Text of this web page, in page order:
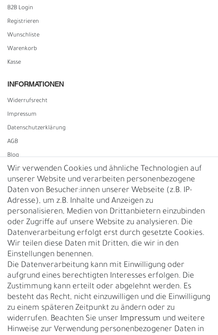
B2B Login
Registrieren
Wunschliste
Warenkorb
Kasse
INFORMATIONEN
Widerrufs­recht
Impressum
Daten­schutz­erklärung
AGB
Blog
Vertrag widerrufen
UNTERNEHMEN
Nachhaltigkeit
Kontakt
Über uns
Rückgabe
Gürtelgröße messen
Garantie
GESCHÄFTSKUNDEN & HÄNDLER
B2B Geschäftskunden
Wir verwenden Cookies und ähnliche Technologien auf
unserer Website und verarbeiten personenbezogene
Daten von Besucher:innen unserer Webseite (z.B. IP-
Adresse), um z.B. Inhalte und Anzeigen zu
personalisieren, Medien von Drittanbietern einzubinden
oder Zugriffe auf unsere Website zu analysieren. Die
Datenverarbeitung erfolgt erst durch gesetzte Cookies.
Wir teilen diese Daten mit Dritten, die wir in den
Einstellungen benennen.
Die Datenverarbeitung kann mit Einwilligung oder
aufgrund eines berechtigten Interesses erfolgen. Die
Zustimmung kann erteilt oder abgelehnt werden. Es
besteht das Recht, nicht einzuwilligen und die Einwilligung
zu einem späteren Zeitpunkt zu ändern oder zu
widerrufen. Beachten Sie unser Impressum und weitere
Hinweise zur Verwendung personenbezogener Daten in